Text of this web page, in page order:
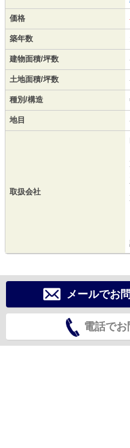
価格
築年数
建物面積/坪数
土地面積/坪数
種別/構造
地目
取扱会社
メールでお
電話で